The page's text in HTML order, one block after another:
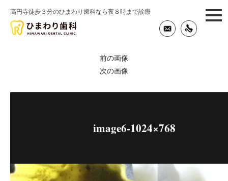
高円寺徒歩３分のひまわり歯科なら夜８時まで診療
前の画像
次の画像
image6-1024×768